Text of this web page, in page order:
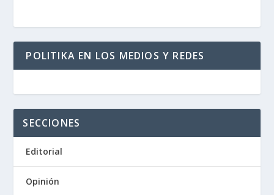
POLITIKA EN LOS MEDIOS Y REDES
SECCIONES
Editorial
Opinión